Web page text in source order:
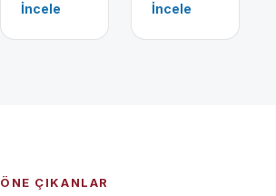
İncele
İncele
ÖNE ÇIKANLAR